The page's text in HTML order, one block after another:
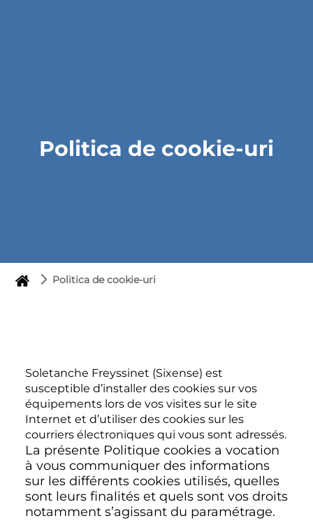
Politica de cookie-uri
Politica de cookie-uri
Soletanche Freyssinet (Sixense) est
susceptible d’installer des cookies sur vos
équipements lors de vos visites sur le site
Internet et d’utiliser des cookies sur les
courriers électroniques qui vous sont adressés.
La présente Politique cookies a vocation
à vous communiquer des informations
sur les différents cookies utilisés, quelles
sont leurs finalités et quels sont vos droits
notamment s’agissant du paramétrage.